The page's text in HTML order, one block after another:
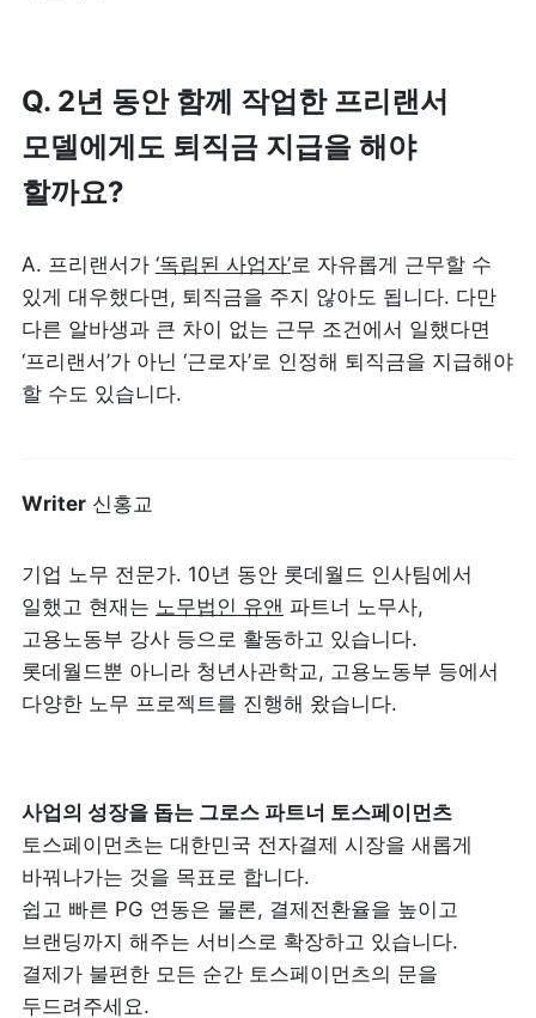
Q. 2년 동안 함께 작업한 프리랜서
모델에게도 퇴직금 지급을 해야
할까요?
A. 프리랜서가 ‘독립된 사업자’로 자유롭게 근무할 수
있게 대우했다면, 퇴직금을 주지 않아도 됩니다. 다만
다른 알바생과 큰 차이 없는 근무 조건에서 일했다면
‘프리랜서’가 아닌 ‘근로자’로 인정해 퇴직금을 지급해야
할 수도 있습니다.
Writer 신홍교
기업 노무 전문가. 10년 동안 롯데월드 인사팀에서
일했고 현재는 노무법인 유앤 파트너 노무사,
고용노동부 강사 등으로 활동하고 있습니다.
롯데월드뿐 아니라 청년사관학교, 고용노동부 등에서
다양한 노무 프로젝트를 진행해 왔습니다.
사업의 성장을 돕는 그로스 파트너 토스페이먼츠
토스페이먼츠는 대한민국 전자결제 시장을 새롭게
바꿔나가는 것을 목표로 합니다.
쉽고 빠른 PG 연동은 물론, 결제전환율을 높이고
브랜딩까지 해주는 서비스로 확장하고 있습니다.
결제가 불편한 모든 순간 토스페이먼츠의 문을
두드려주세요.